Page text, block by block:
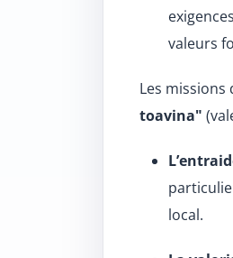
valeurs
Les missions
toavina"
local.